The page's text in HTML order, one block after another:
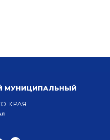
МУНИЦИПАЛЬНЫЙ
КРАЯ